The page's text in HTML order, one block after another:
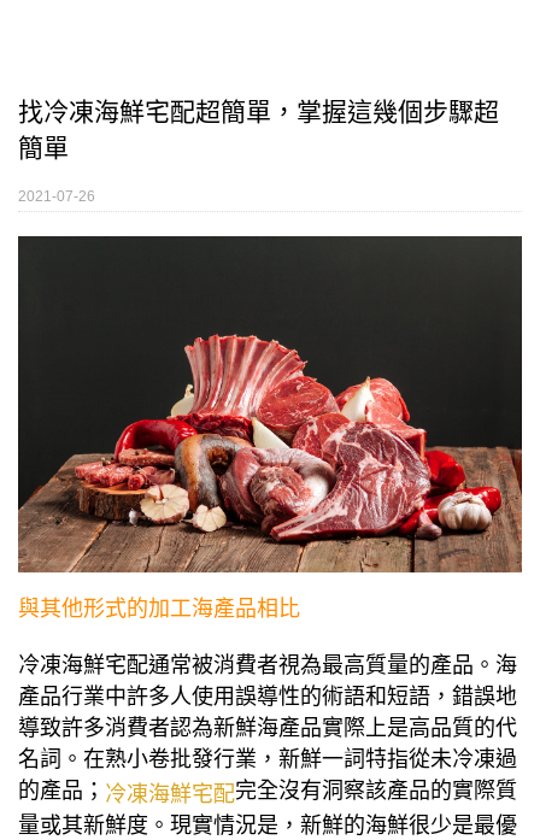
找冷凍海鮮宅配超簡單，掌握這幾個步驟超
簡單
2021-07-26
與其他形式的加工海產品相比
冷凍海鮮宅配通常被消費者視為最高質量的產品。海
產品行業中許多人使用誤導性的術語和短語，錯誤地
導致許多消費者認為新鮮海產品實際上是高品質的代
名詞。在熟小卷批發行業，新鮮一詞特指從未冷凍過
的產品； 冷凍海鮮宅配完全沒有洞察該產品的實際質
量或其新鮮度。現實情況是，新鮮的海鮮很少是最優